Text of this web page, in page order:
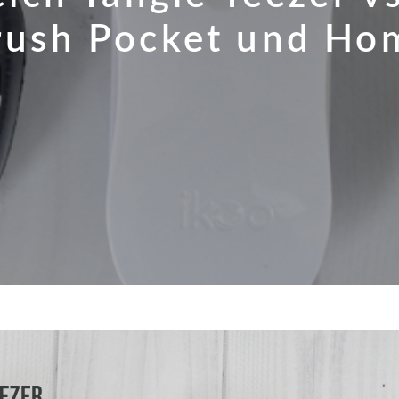
Pocket und